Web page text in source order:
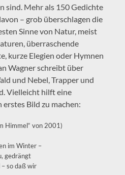
sind. Mehr als 150 Gedichte
– grob überschlagen die
Sinne von Natur, meist
überraschende
kurze Elegien oder Hymnen
Wagner schreibt über
und Nebel, Trapper und
Vielleicht hilft eine
Bild zu machen:
Himmel“ von 2001)
im Winter –
gedrängt
so daß wir